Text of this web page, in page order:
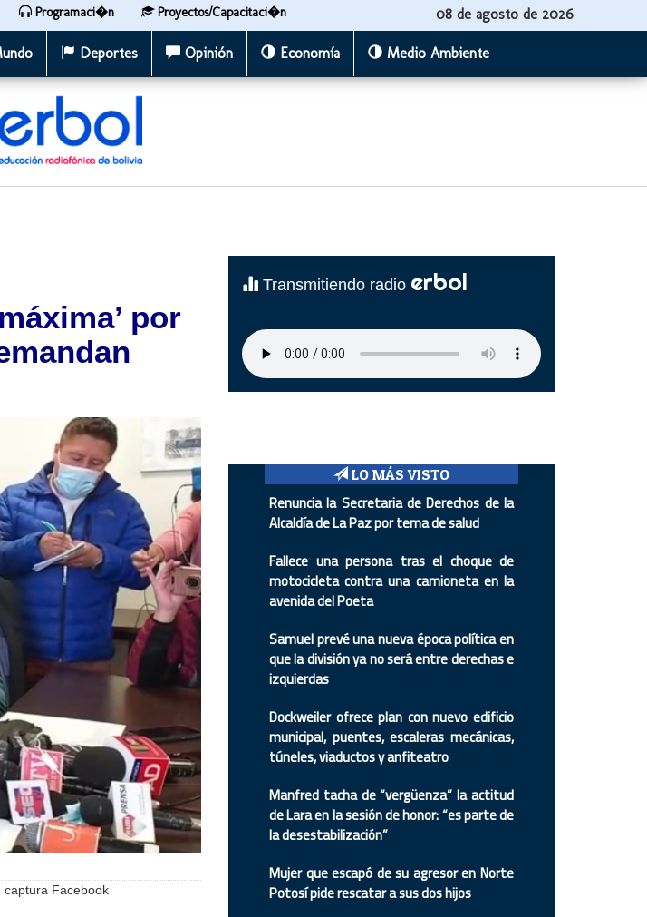
Programaci�n Proyectos/Capacitaci�n 08 de agosto de 2026
Deportes Opinión Economía Medio Ambiente
por
captura Facebook
Transmitiendo radio erbol
LO MÁS VISTO
Renuncia la Secretaria de Derechos de la
Alcaldía de La Paz por tema de salud
Fallece una persona tras el choque de
motocicleta contra una camioneta en la
avenida del Poeta
Samuel prevé una nueva época política en
que la división ya no será entre derechas e
izquierdas
Dockweiler ofrece plan con nuevo edificio
municipal, puentes, escaleras mecánicas,
túneles, viaductos y anfiteatro
Manfred tacha de “vergüenza” la actitud
de Lara en la sesión de honor: “es parte de
la desestabilización”
Mujer que escapó de su agresor en Norte
Potosí pide rescatar a sus dos hijos